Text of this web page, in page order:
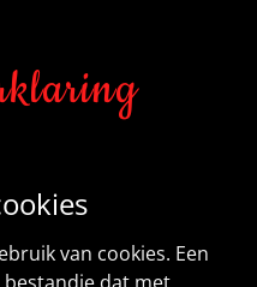
van cookies. Een